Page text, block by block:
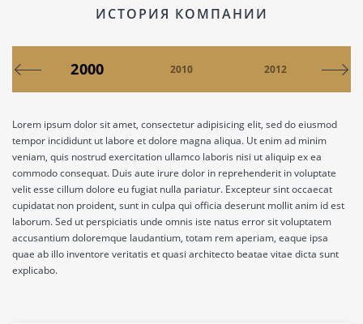
ИСТОРИЯ КОМПАНИИ
2000 2010 2012
Lorem ipsum dolor sit amet, consectetur adipisicing elit, sed do eiusmod
tempor incididunt ut labore et dolore magna aliqua. Ut enim ad minim
veniam, quis nostrud exercitation ullamco laboris nisi ut aliquip ex ea
commodo consequat. Duis aute irure dolor in reprehenderit in voluptate
velit esse cillum dolore eu fugiat nulla pariatur. Excepteur sint occaecat
cupidatat non proident, sunt in culpa qui officia deserunt mollit anim id est
laborum. Sed ut perspiciatis unde omnis iste natus error sit voluptatem
accusantium doloremque laudantium, totam rem aperiam, eaque ipsa
quae ab illo inventore veritatis et quasi architecto beatae vitae dicta sunt
explicabo.
Lorem ipsum dolor sit amet, consectetur adipisicing elit. Alias aspernatur
atque ducimus eos fuga fugit in iste maiores maxime modi nobis quam
quas quasi quod, quos repellendus sit, tenetur voluptatum?
Lorem ipsum dolor sit amet, consectetur adipisicing elit. Alias autem
commodi distinctio dolor ipsa labore laudantium minus omnis provident
quibusdam! Cumque necessitatibus nemo odio optio quae quia repellat
reprehenderit ullam?
Lorem ipsum dolor sit amet, consectetur adipisicing elit. Ab ad aperiam
aspernatur dignissimos error esse fuga fugiat harum itaque maxime modi
nesciunt non placeat reiciendis ullam, vero voluptas! Consequuntur,
impedit!
Lorem ipsum dolor sit amet, consectetur adipisicing elit. Alias dolorem
earum impedit ipsum quasi! Aliquam asperiores cumque deleniti dolore
eligendi, eos error excepturi fuga magni porro saepe sequi ut voluptas?
Lorem ipsum dolor sit amet, consectetur adipisicing elit. A, ab architecto,
blanditiis doloribus dolorum esse exercitationem id ipsa iste modi nemo
nesciunt nulla obcaecati odio officia quod sunt, temporibus vel.